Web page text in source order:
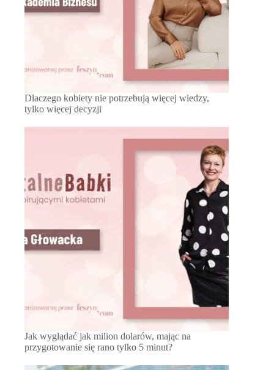
Dlaczego kobiety nie potrzebują więcej wiedzy,
tylko więcej decyzji
Jak wyglądać jak milion dolarów, mając na
przygotowanie się rano tylko 5 minut?